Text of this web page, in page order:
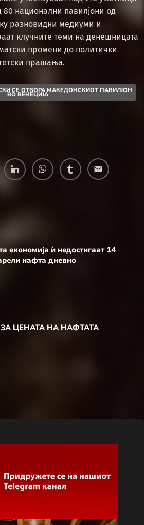
80 национални павилјони од
разновидни медиуми и
клучните теми на денешницата
промени до политички
прашања.
СЕ ОТВОРА МАКЕДОНСКИОТ ПАВИЛЈОН
ВО ВЕНЕЦИЈА
email
економија ѝ недостигаат 14
нафта дневно
ЦЕНАТА НА НАФТАТА